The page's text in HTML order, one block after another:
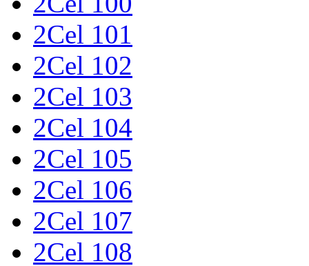
2Cel 101
2Cel 102
2Cel 103
2Cel 104
2Cel 105
2Cel 106
2Cel 107
2Cel 108